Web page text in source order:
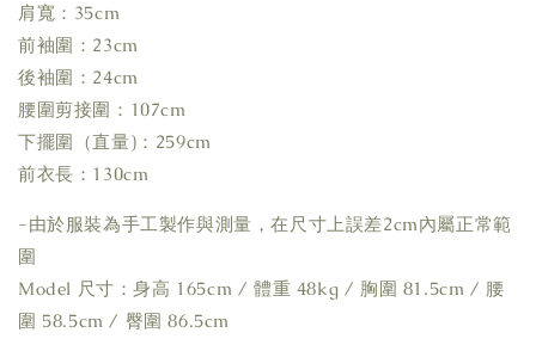
肩寬：35cm
前袖圍：23cm
後袖圍：24cm
腰圍剪接圍：107cm
下擺圍（直量)：259cm
前衣長：130cm
-由於服裝為手工製作與測量，在尺寸上誤差2cm內屬正常範
圍
Model 尺寸：身高 165cm / 體重 48kg / 胸圍 81.5cm / 腰
圍 58.5cm / 臀圍 86.5cm